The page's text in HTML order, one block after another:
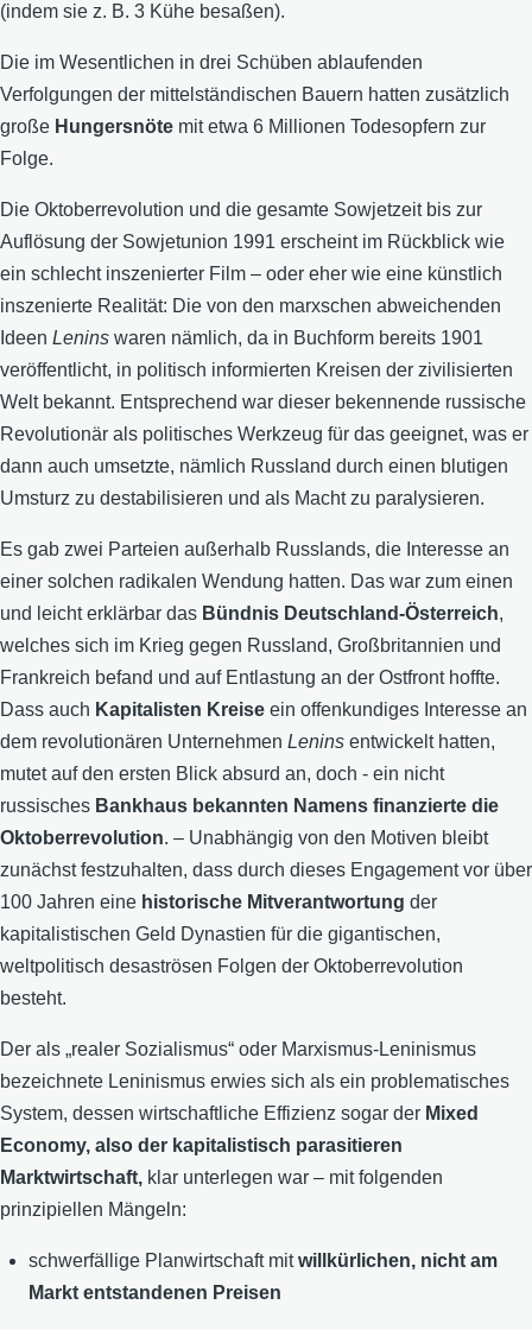
(indem sie z. B. 3 Kühe besaßen).
Die im Wesentlichen in drei Schüben ablaufenden
Verfolgungen der mittelständischen Bauern hatten zusätzlich
große Hungersnöte mit etwa 6 Millionen Todesopfern zur
Folge.
Die Oktoberrevolution und die gesamte Sowjetzeit bis zur
Auflösung der Sowjetunion 1991 erscheint im Rückblick wie
ein schlecht inszenierter Film – oder eher wie eine künstlich
inszenierte Realität: Die von den marxschen abweichenden
Ideen Lenins waren nämlich, da in Buchform bereits 1901
veröffentlicht, in politisch informierten Kreisen der zivilisierten
Welt bekannt. Entsprechend war dieser bekennende russische
Revolutionär als politisches Werkzeug für das geeignet, was er
dann auch umsetzte, nämlich Russland durch einen blutigen
Umsturz zu destabilisieren und als Macht zu paralysieren.
Es gab zwei Parteien außerhalb Russlands, die Interesse an
einer solchen radikalen Wendung hatten. Das war zum einen
und leicht erklärbar das Bündnis Deutschland-Österreich,
welches sich im Krieg gegen Russland, Großbritannien und
Frankreich befand und auf Entlastung an der Ostfront hoffte.
Dass auch Kapitalisten Kreise ein offenkundiges Interesse an
dem revolutionären Unternehmen Lenins entwickelt hatten,
mutet auf den ersten Blick absurd an, doch - ein nicht
russisches Bankhaus bekannten Namens finanzierte die
Oktoberrevolution. – Unabhängig von den Motiven bleibt
zunächst festzuhalten, dass durch dieses Engagement vor über
100 Jahren eine historische Mitverantwortung der
kapitalistischen Geld Dynastien für die gigantischen,
weltpolitisch desaströsen Folgen der Oktoberrevolution
besteht.
Der als „realer Sozialismus“ oder Marxismus-Leninismus
bezeichnete Leninismus erwies sich als ein problematisches
System, dessen wirtschaftliche Effizienz sogar der Mixed
Economy, also der kapitalistisch parasitieren
Marktwirtschaft, klar unterlegen war – mit folgenden
prinzipiellen Mängeln:
schwerfällige Planwirtschaft mitwillkürlichen, nicht am
Markt entstandenen Preisen